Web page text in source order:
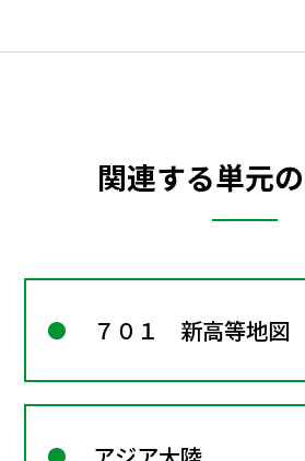
関連する単元
７０１ 新高等地図